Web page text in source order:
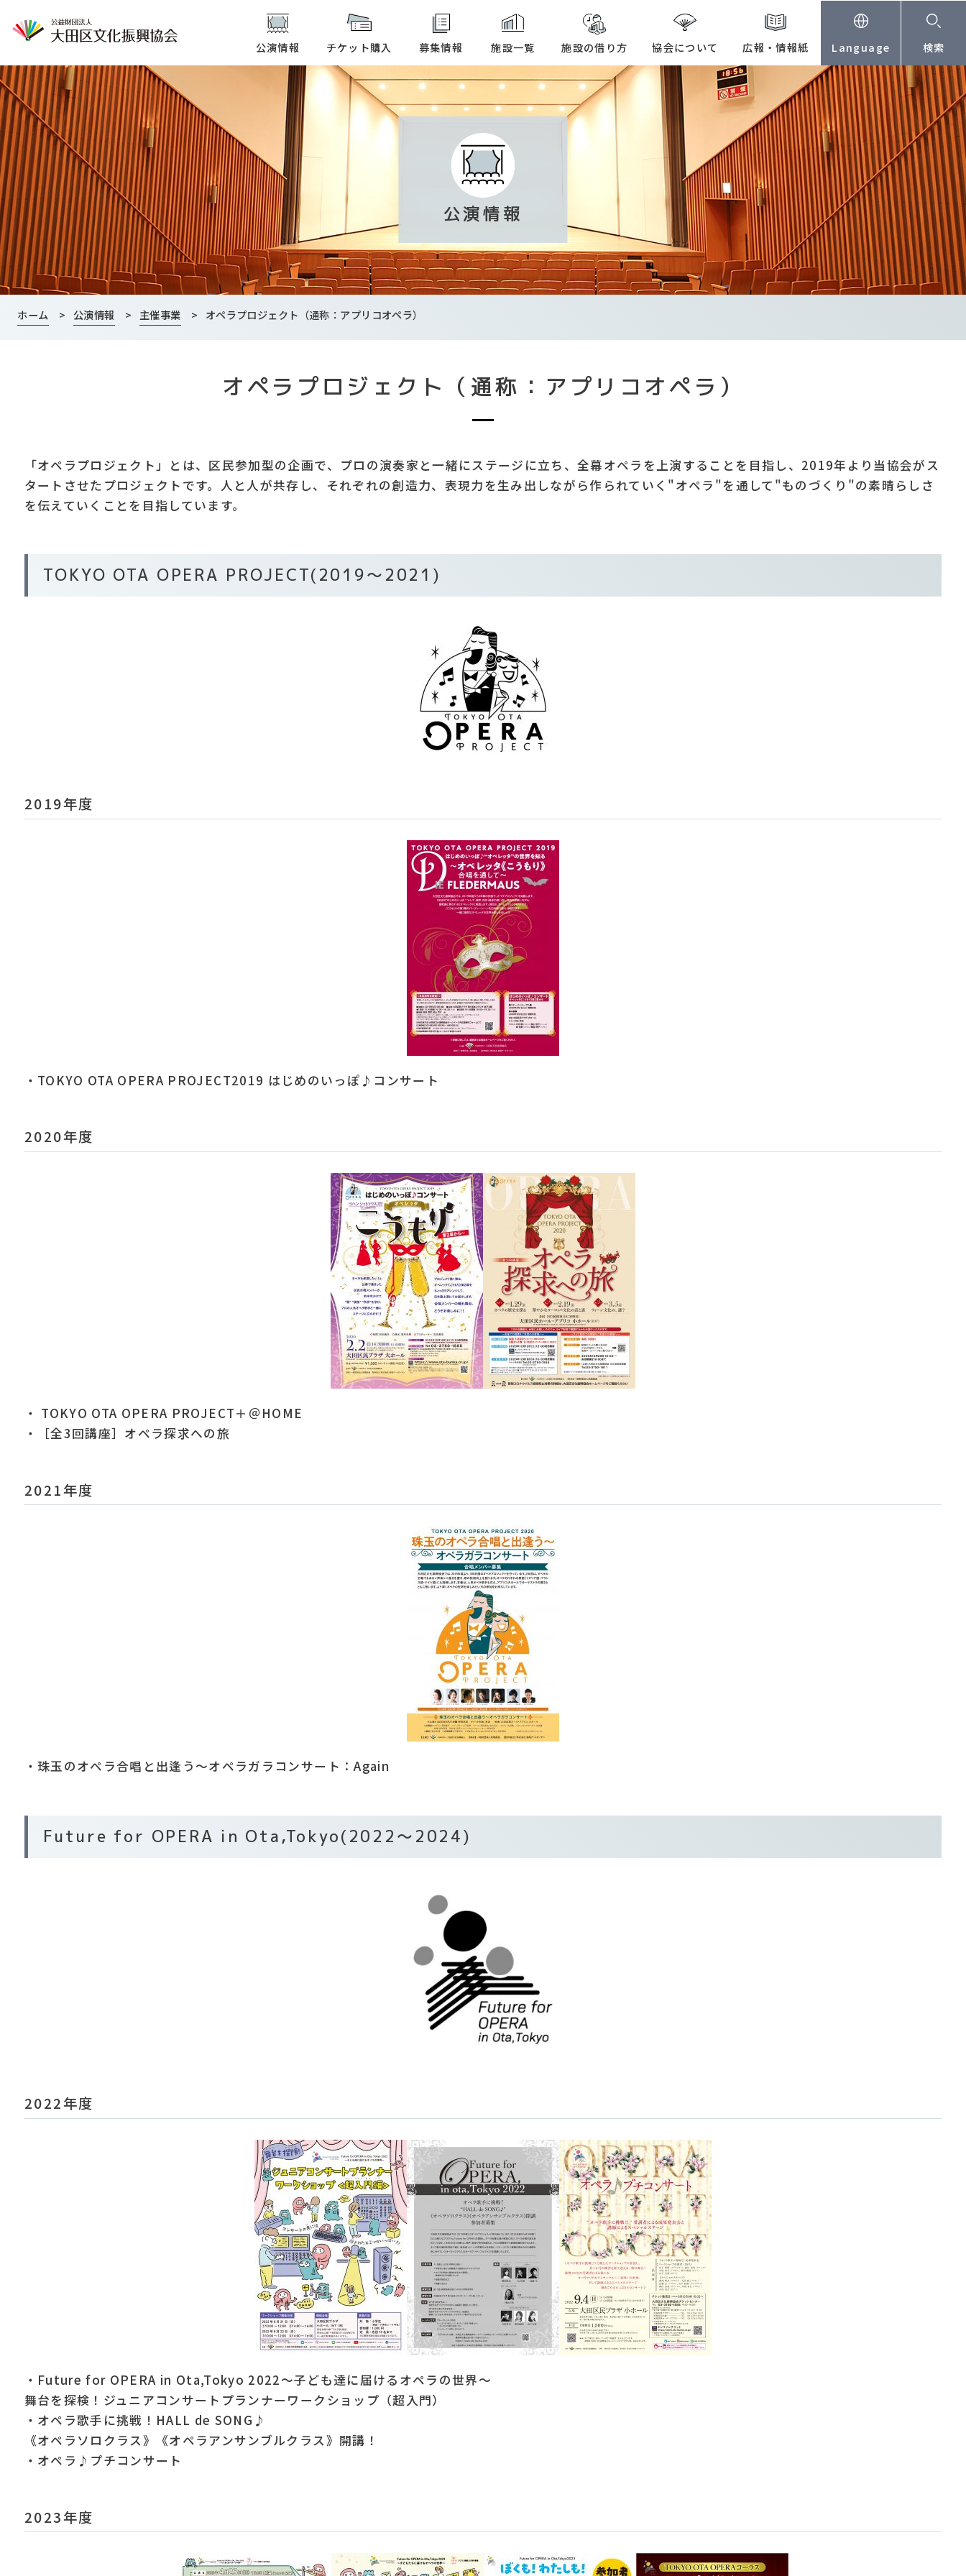
本文へ
公演情報 チケット購入 募集情報 施設一覧 施設の借り方 協会について 広報・情報紙 Language 検索
公演情報
ホーム > 公演情報 > 主催事業 > オペラプロジェクト（通称：アプリコオペラ）
オペラプロジェクト（通称：アプリコオペラ）
「オペラプロジェクト」とは、区民参加型の企画で、プロの演奏家と一緒にステージに立ち、全幕オペラを上演することを目指し、2019年より当協会がス
タートさせたプロジェクトです。人と人が共存し、それぞれの創造力、表現力を生み出しながら作られていく"オペラ"を通して"ものづくり"の素晴らしさ
を伝えていくことを目指しています。
TOKYO OTA OPERA PROJECT(2019～2021)
2019年度
・TOKYO OTA OPERA PROJECT2019 はじめのいっぽ♪コンサート
2020年度
・ TOKYO OTA OPERA PROJECT＋＠HOME
・［全3回講座］オペラ探求への旅
2021年度
・珠玉のオペラ合唱と出逢う～オペラガラコンサート：Again
Future for OPERA in Ota,Tokyo(2022～2024)
2022年度
・Future for OPERA in Ota,Tokyo 2022～子ども達に届けるオペラの世界～
舞台を探検！ジュニアコンサートプランナーワークショップ（超入門）
・オペラ歌手に挑戦！HALL de SONG♪
《オペラソロクラス》《オペラアンサンブルクラス》開講！
・オペラ♪プチコンサート
2023年度